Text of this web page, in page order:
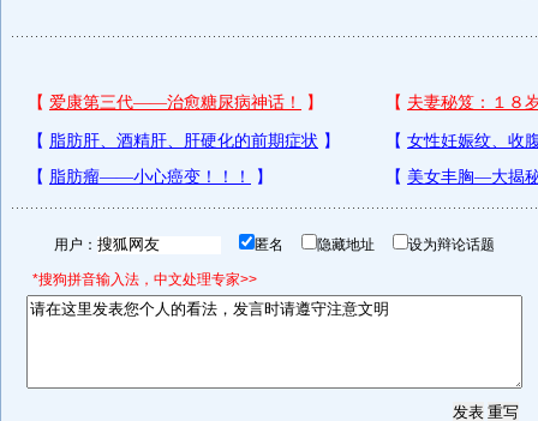
用户： 匿名 隐藏地址 设为辩论话题
*搜狗拼音输入法，中文处理专家>>